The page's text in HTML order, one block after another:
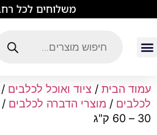
משלוחים לכל
עמוד הבית / ציוד ואוכל לכלבים /
לכלבים / מוצרי הדברה לכלבים /
30 – 60 ק"ג